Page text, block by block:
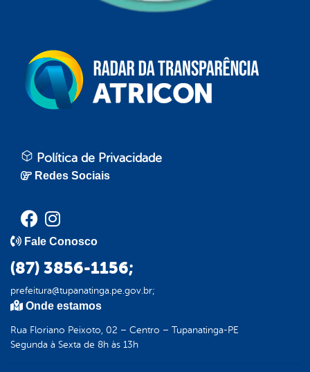
Política de Privacidade
Redes Sociais
Fale Conosco
(87) 3856-1156;
prefeitura@tupanatinga.pe.gov.br;
Onde estamos
Rua Floriano Peixoto, 02 – Centro – Tupanatinga-PE
Segunda à Sexta de 8h às 13h